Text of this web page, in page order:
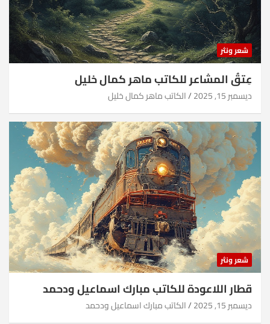
شعر ونثر
عِتقُ المشاعر للكاتب ماهر كمال خليل
ديسمبر 15, 2025 الكاتب ماهر كمال خليل
شعر ونثر
قطار اللاعودة للكاتب مبارك اسماعيل ودحمد
ديسمبر 15, 2025 الكاتب مبارك اسماعيل ودحمد